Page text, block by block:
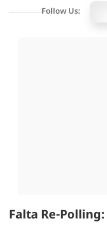
Follow Us:
Falta Re-Polling: